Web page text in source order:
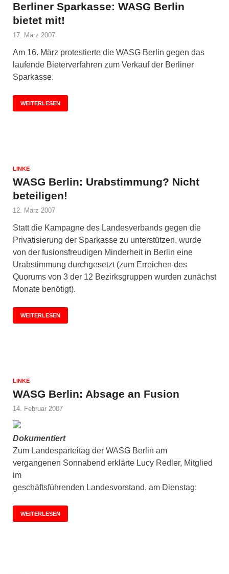
Berliner Sparkasse: WASG Berlin
bietet mit!
17. März 2007
Am 16. März protestierte die WASG Berlin gegen das
laufende Bieterverfahren zum Verkauf der Berliner
Sparkasse.
WEITERLESEN
LINKE
WASG Berlin: Urabstimmung? Nicht
beteiligen!
12. März 2007
Statt die Kampagne des Landesverbands gegen die
Privatisierung der Sparkasse zu unterstützen, wurde
von der fusionsfreudigen Minderheit in Berlin eine
Urabstimmung durchgesetzt (zum Erreichen des
Quorums von 3 der 12 Bezirksgruppen wurden zunächst
Monate benötigt).
WEITERLESEN
LINKE
WASG Berlin: Absage an Fusion
14. Februar 2007
Dokumentiert
Zum Landesparteitag der WASG Berlin am
vergangenen Sonnabend erklärte Lucy Redler, Mitglied
im
geschäftsführenden Landesvorstand, am Dienstag:
WEITERLESEN